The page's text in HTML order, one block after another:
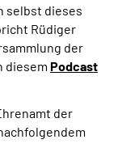
selbst dieses
Rüdiger
der
diesem Podcast
der